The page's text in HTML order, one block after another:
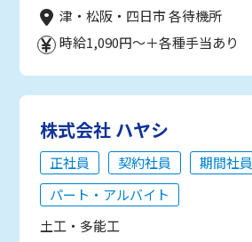
津・松阪・四日市 各待機所
時給1,090円～＋各種手当あり
株式会社 ハヤシ
正社員 契約社員
期間社員
パート・アルバイト
土工・多能工